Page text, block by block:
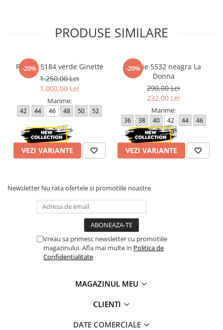
PRODUSE SIMILARE
-20%
Rochie 5184 verde Ginette
1.250,00 Lei
1.000,00 Lei
Marime:
42 44 46 48 50 52
VEZI VARIANTE
-20%
Rochie 5532 neagra La
Donna
290,00 Lei
232,00 Lei
Marime:
36 38 40 42 44
46
48
50
VEZI VARIANTE
Newsletter Nu rata ofertele si promotiile noastre
Vreau sa primesc newsletter cu promotiile
magazinului. Afla mai multe in Politica de
Confidentialitate
MAGAZINUL MEU
CLIENTI
DATE COMERCIALE